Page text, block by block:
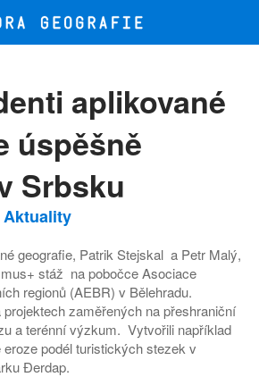
aplikované
úspěšně
Srbsku
Aktuality
geografie, Patrik Stejskal a Petr Malý,
stáž na pobočce Asociace
regionů (AEBR) v Bělehradu.
zaměřených na přeshraniční
a terénní výzkum. Vytvořili například
podél turistických stezek v
Đerdap.